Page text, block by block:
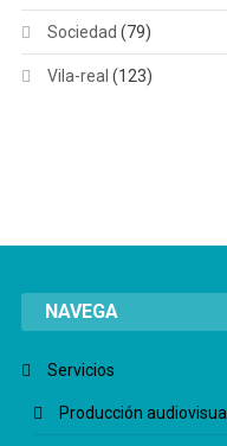
Sociedad (79)
Vila-real (123)
NAVEGA
Servicios
Producción audiovisual